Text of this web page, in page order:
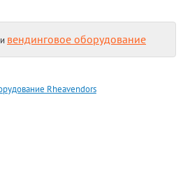
и вендинговое оборудование
Rheavendors